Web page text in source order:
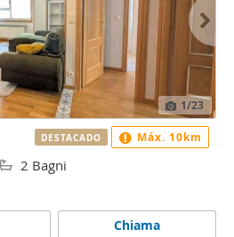
1/23
2 Bagni
Chiama
DESTACADO Máx. 10km